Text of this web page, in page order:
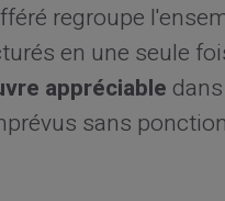
regroupe
en une seule
appréciable
sans